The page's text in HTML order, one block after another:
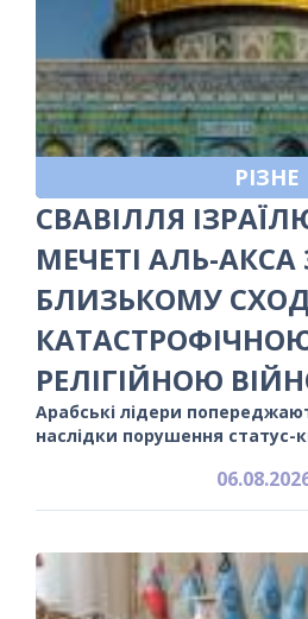
РІЗНЕ
СВАВІЛЛЯ
МЕЧЕТІ АЛЬ-
БЛИЗЬКОМУ
РЕЛІГІЙНОЮ
Арабські лідери
наслідки порушення статус-